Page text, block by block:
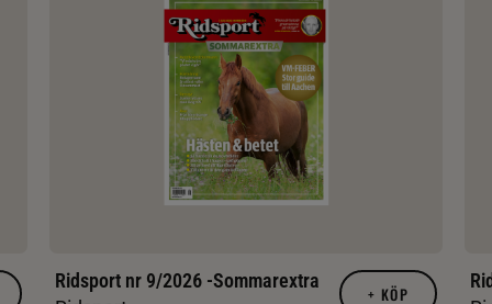
Ridsport nr 9/2026 -Sommarextra
+ KÖP